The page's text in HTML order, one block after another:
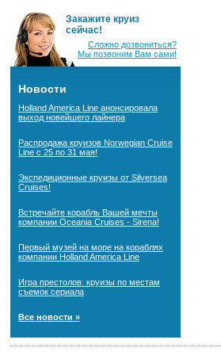
Закажите круиз
сейчас!
Сложно дозвониться?
Мы позвоним Вам сами!
Новости
Holland America Line анонсировала
выход новейшего лайнера
Распродажа круизов Norwegian Cruise
Line с 25 по 31 мая!
Экспедиционные круизы от Silversea
Cruises!
Встречайте корабль Вашей мечты
компании Oceania Cruises - Sirena!
Первый музей на море на кораблях
компании Holland America Line
Игра престолов: круизы по местам
съемок сериала
Все новости »